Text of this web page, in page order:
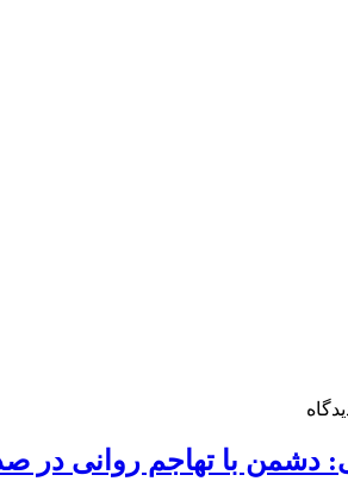
دشمن با تهاجم روانی